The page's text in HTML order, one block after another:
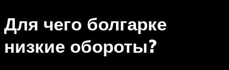
Для чего болгарке
низкие обороты?